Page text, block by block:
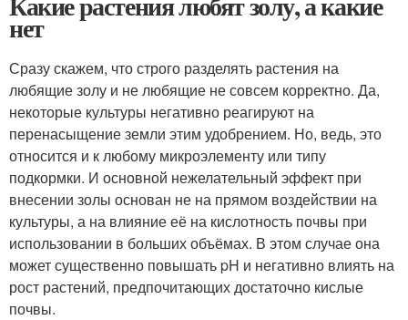
нет
Сразу скажем, что строго разделять растения на
любящие золу и не любящие не совсем корректно. Да,
некоторые культуры негативно реагируют на
перенасыщение земли этим удобрением. Но, ведь, это
относится и к любому микроэлементу или типу
подкормки. И основной нежелательный эффект при
внесении золы основан не на прямом воздействии на
культуры, а на влияние её на кислотность почвы при
использовании в больших объёмах. В этом случае она
может существенно повышать pH и негативно влиять на
рост растений, предпочитающих достаточно кислые
почвы.